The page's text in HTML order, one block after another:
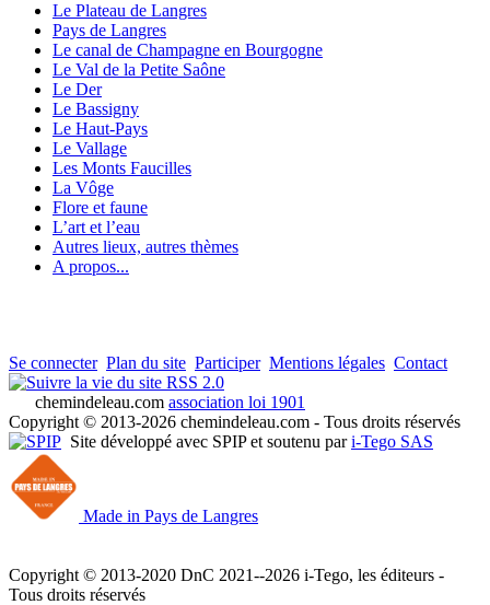
Le Plateau de Langres
Pays de Langres
Le canal de Champagne en Bourgogne
Le Val de la Petite Saône
Le Der
Le Bassigny
Le Haut-Pays
Le Vallage
Les Monts Faucilles
La Vôge
Flore et faune
L’art et l’eau
Autres lieux, autres thèmes
A propos...
Se connecter Plan du site Participer Mentions légales Contact
RSS 2.0
chemindeleau.com association loi 1901
Copyright © 2013-2026 chemindeleau.com - Tous droits réservés
Site développé avec SPIP et soutenu pari-Tego SAS
Made in Pays de Langres
Copyright © 2013-2020 DnC 2021--2026 i-Tego, les éditeurs -
Tous droits réservés